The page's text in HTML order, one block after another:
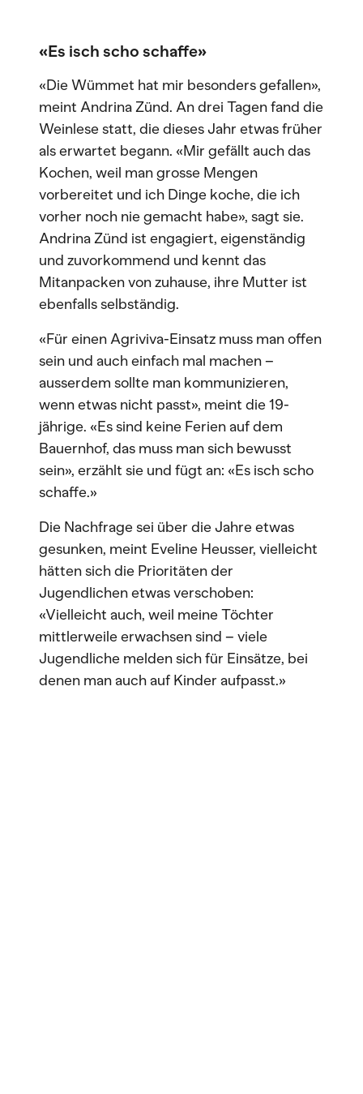
«Es isch scho schaffe»
«Die Wümmet hat mir besonders gefallen»,
meint Andrina Zünd. An drei Tagen fand die
Weinlese statt, die dieses Jahr etwas früher
als erwartet begann. «Mir gefällt auch das
Kochen, weil man grosse Mengen
vorbereitet und ich Dinge koche, die ich
vorher noch nie gemacht habe», sagt sie.
Andrina Zünd ist engagiert, eigenständig
und zuvorkommend und kennt das
Mitanpacken von zuhause, ihre Mutter ist
ebenfalls selbständig.
«Für einen Agriviva-Einsatz muss man offen
sein und auch einfach mal machen –
ausserdem sollte man kommunizieren,
wenn etwas nicht passt», meint die 19-
jährige. «Es sind keine Ferien auf dem
Bauernhof, das muss man sich bewusst
sein», erzählt sie und fügt an: «Es isch scho
schaffe.»
Die Nachfrage sei über die Jahre etwas
gesunken, meint Eveline Heusser, vielleicht
hätten sich die Prioritäten der
Jugendlichen etwas verschoben:
«Vielleicht auch, weil meine Töchter
mittlerweile erwachsen sind – viele
Jugendliche melden sich für Einsätze, bei
denen man auch auf Kinder aufpasst.»